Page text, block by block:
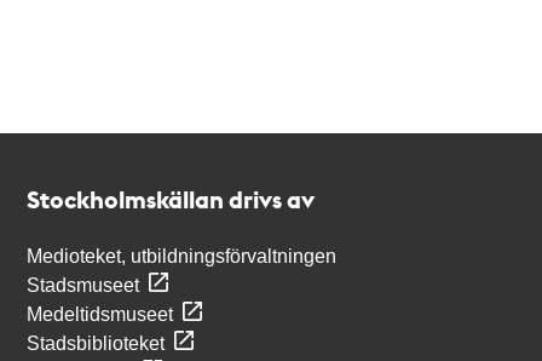
Stockholmskällan drivs av
Medioteket, utbildningsförvaltningen
Stadsmuseet
Medeltidsmuseet
Stadsbiblioteket